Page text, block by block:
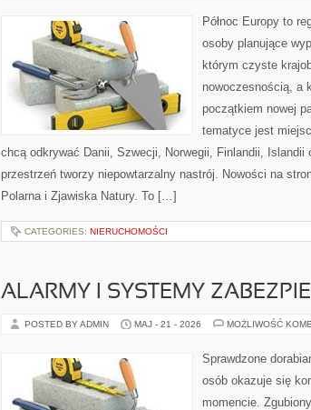
Północ Europy to
osoby planujące
którym czyste
nowoczesnością, a
początkiem nowej
tematyce jest
chcą odkrywać Danii, Szwecji, Norwegii, Finlandii, Islandii
przestrzeń tworzy niepowtarzalny nastrój. Nowości na
Polarna i Zjawiska Natury. To […]
CATEGORIES: NIERUCHOMOŚCI
ALARMY I SYSTEMY
POSTED BY ADMIN MAJ - 21 - 2026 MOŻLIWOŚĆ
Sprawdzone
osób okazuje się
momencie.